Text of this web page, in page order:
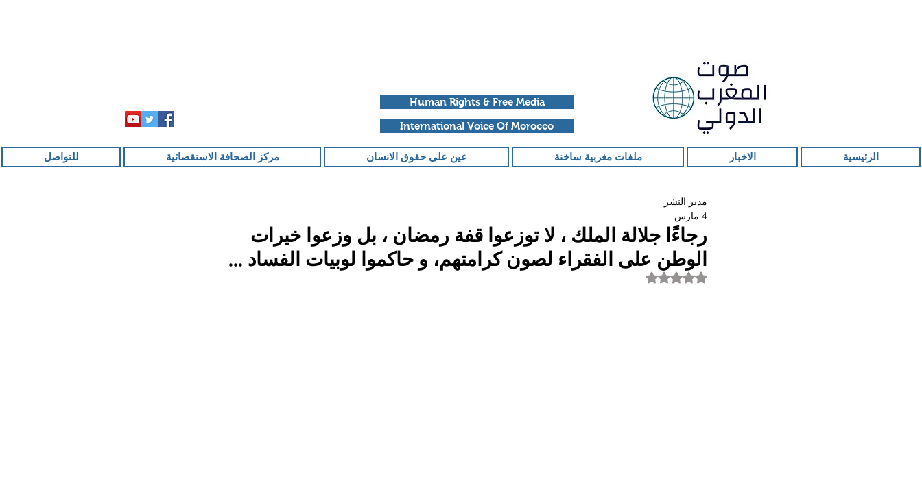
Human Rights & Free Media
International Voice Of Morocco
الرئيسية الاخبار ملفات مغربية ساخنة عين على حقوق الانسان مركز الصحافة الاستقصائية للتواصل
رجاءًا جلالة الملك ، لا توزعوا قفة رمضان ، بل وزعوا خيرات
الوطن على الفقراء لصون كرامتهم، و حاكموا لوبيات الفساد …
مدير النشر
4 مارس
تم التقييم بـ ليس رقمًا من أصل 5 نجوم.